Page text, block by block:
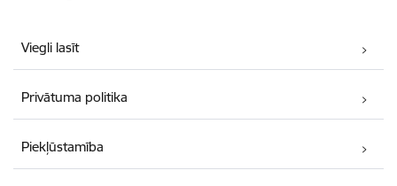
Viegli lasīt
Privātuma politika
Piekļūstamība